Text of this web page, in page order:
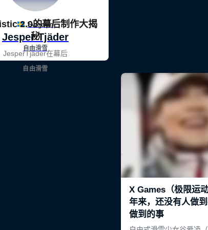
2.0的幕后制作大揭
秘
JesperTjäder在幕后
自由滑雪